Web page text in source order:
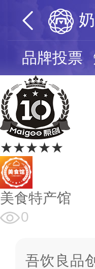
品牌投票
★★★★★
美食特产馆
0
吾饮良品